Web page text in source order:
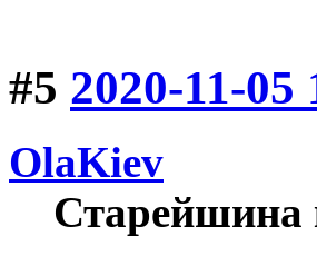
#5 2020-11-05
OlaKiev
Старейшина